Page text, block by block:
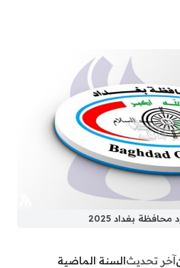
بغداد 2025
آخر تحديثالسنة الماضية